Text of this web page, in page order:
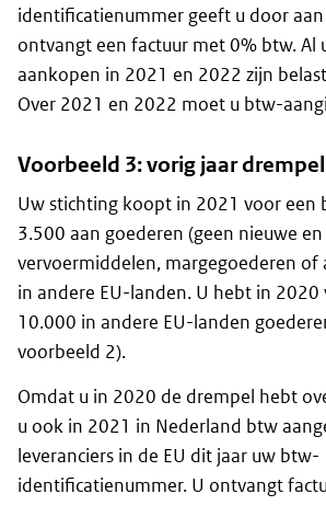
identificatienummer geeft u door aan
ontvangt een factuur met 0% btw. Al
aankopen in 2021 en 2022 zijn
Over 2021 en 2022 moet u btw-
Voorbeeld 3: vorig jaar
Uw stichting koopt in 2021 voor een
3.500 aan goederen (geen nieuwe
vervoermiddelen, margegoederen of
in andere EU-landen. U hebt in 2020
10.000 in andere EU-landen
voorbeeld 2).
Omdat u in 2020 de drempel hebt
u ook in 2021 in Nederland btw
leveranciers in de EU dit jaar uw btw-
identificatienummer. U ontvangt